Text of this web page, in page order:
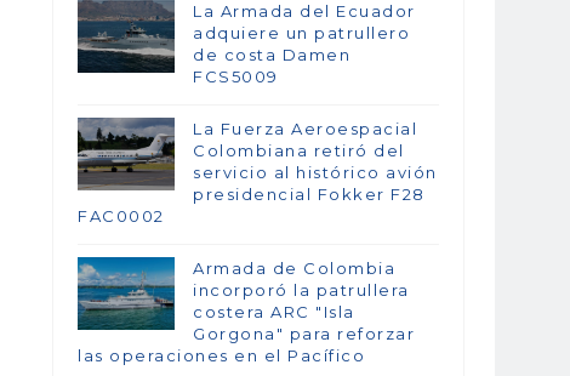
La Armada del Ecuador
adquiere un patrullero
de costa Damen
FCS5009
La Fuerza Aeroespacial
Colombiana retiró del
servicio al histórico avión
presidencial Fokker F28
FAC0002
Armada de Colombia
incorporó la patrullera
costera ARC "Isla
Gorgona" para reforzar
las operaciones en el Pacífico